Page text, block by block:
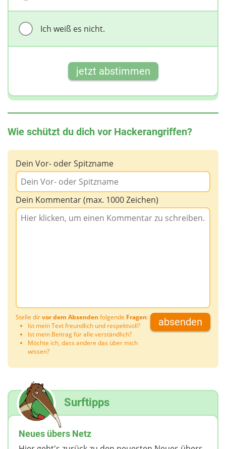
Ich weiß es nicht.
jetzt abstimmen
Wie schützt du dich vor Hackerangriffen?
Dein Vor- oder Spitzname
Dein Kommentar (max. 1000 Zeichen)
Stelle dirvor dem Absenden folgende Fragen:
Ist mein Text freundlich und respektvoll?
Ist mein Beitrag für alle verständlich?
Möchte ich, dass andere das über mich
wissen?
absenden
Surftipps
Neues übers Netz